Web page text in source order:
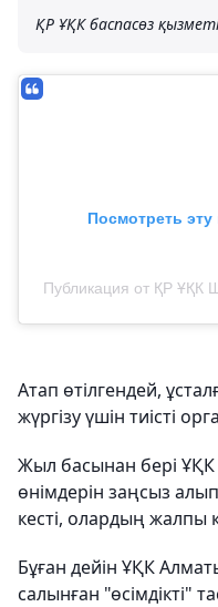
ҚР ҰҚК баспасөз
Посмотреть
Публикация от ҚР ҰҚК
Атап өтілгендей,
жүргізу үшін тиісті
Жыл басынан бері ҰҚК
өнімдерін заңсыз
кесті, олардың жалпы
Бұған дейін ҰҚК
салынған "өсімдікті"